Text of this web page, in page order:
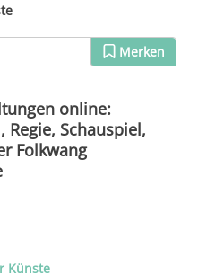
Merken
online:
Regie, Schauspiel,
Folkwang
Künste